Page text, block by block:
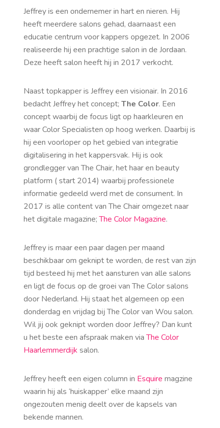
Jeffrey is een ondernemer in hart en nieren. Hij
heeft meerdere salons gehad, daarnaast een
educatie centrum voor kappers opgezet. In 2006
realiseerde hij een prachtige salon in de Jordaan.
Deze heeft salon heeft hij in 2017 verkocht.
Naast topkapper is Jeffrey een visionair. In 2016
bedacht Jeffrey het concept; The Color. Een
concept waarbij de focus ligt op haarkleuren en
waar Color Specialisten op hoog werken. Daarbij is
hij een voorloper op het gebied van integratie
digitalisering in het kappersvak. Hij is ook
grondlegger van The Chair, het haar en beauty
platform ( start 2014) waarbij professionele
informatie gedeeld werd met de consument. In
2017 is alle content van The Chair omgezet naar
het digitale magazine;The Color Magazine.
Jeffrey is maar een paar dagen per maand
beschikbaar om geknipt te worden, de rest van zijn
tijd besteed hij met het aansturen van alle salons
en ligt de focus op de groei van The Color salons
door Nederland. Hij staat het algemeen op een
donderdag en vrijdag bij The Color van Wou salon.
Wil jij ook geknipt worden door Jeffrey? Dan kunt
u het beste een afspraak maken viaThe Color
Haarlemmerdijk salon.
Jeffrey heeft een eigen column in Esquire magzine
waarin hij als ‘huiskapper’ elke maand zijn
ongezouten menig deelt over de kapsels van
bekende mannen.